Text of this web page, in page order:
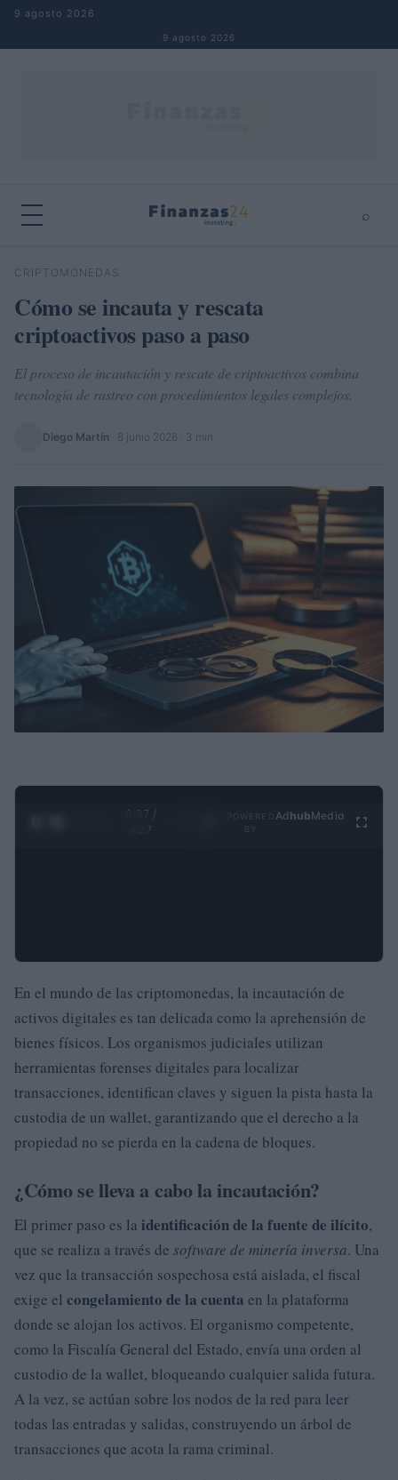
Saltar al contenido
9 agosto 2026
9 agosto 2026
⌕
Buscar
CRIPTOMONEDAS
Cómo se incauta y rescata
criptoactivos paso a paso
El proceso de incautación y rescate de criptoactivos combina
tecnología de rastreo con procedimientos legales complejos.
Diego Martín 8 junio 2026 · 3 min
0:28 /
4:27
Ad hubMedia
En el mundo de las criptomonedas, la incautación de
activos digitales es tan delicada como la aprehensión de
bienes físicos. Los organismos judiciales utilizan
herramientas forenses digitales para localizar
transacciones, identifican claves y siguen la pista hasta la
custodia de un wallet, garantizando que el derecho a la
propiedad no se pierda en la cadena de bloques.
¿Cómo se lleva a cabo la incautación?
El primer paso es la identificación de la fuente de ilícito,
que se realiza a través de software de minería inversa. Una
vez que la transacción sospechosa está aislada, el fiscal
exige el congelamiento de la cuenta en la plataforma
donde se alojan los activos. El organismo competente,
como la Fiscalía General del Estado, envía una orden al
custodio de la wallet, bloqueando cualquier salida futura.
A la vez, se actúan sobre los nodos de la red para leer
todas las entradas y salidas, construyendo un árbol de
transacciones que acota la rama criminal.